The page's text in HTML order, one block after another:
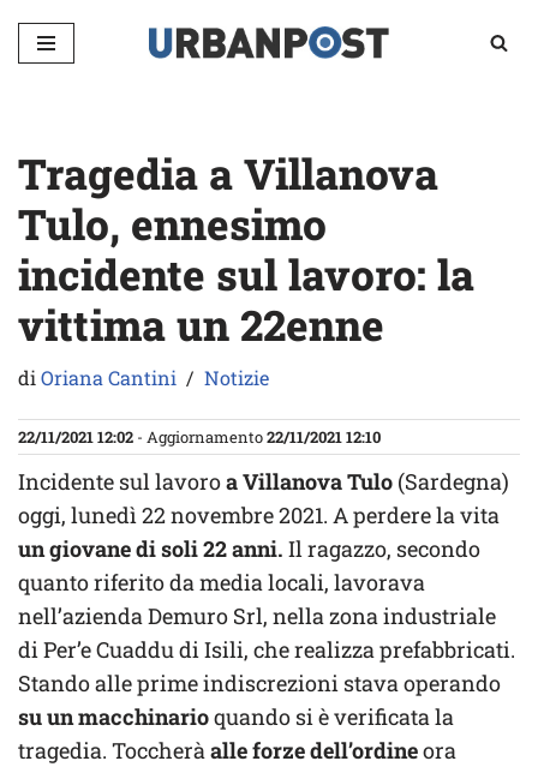
Vai
Tragedia a Villanova
Tulo, ennesimo
incidente sul lavoro: la
vittima un 22enne
diOriana Cantini Notizie
22/11/2021 12:02 - Aggiornamento22/11/2021 12:10
Incidente sul lavoroa Villanova Tulo (Sardegna)
oggi, lunedì 22 novembre 2021. A perdere la vita
un giovane di soli 22 anni. Il ragazzo, secondo
quanto riferito da media locali, lavorava
nell’azienda Demuro Srl, nella zona industriale
di Per’e Cuaddu di Isili, che realizza prefabbricati.
Stando alle prime indiscrezioni stava operando
su un macchinarioquando si è verificata la
tragedia. Toccheràalle forze dell’ordineora